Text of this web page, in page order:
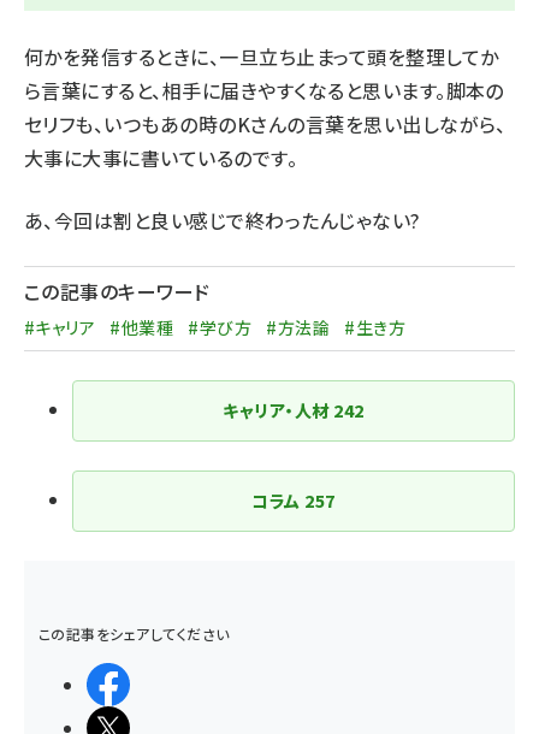
何かを発信するときに、一旦立ち止まって頭を整理してか
ら言葉にすると、相手に届きやすくなると思います。脚本の
セリフも、いつもあの時のKさんの言葉を思い出しながら、
大事に大事に書いているのです。
あ、今回は割と良い感じで終わったんじゃない?
この記事のキーワード
#キャリア #他業種 #学び方 #方法論 #生き方
キャリア・人材 242
コラム 257
この記事をシェアしてください